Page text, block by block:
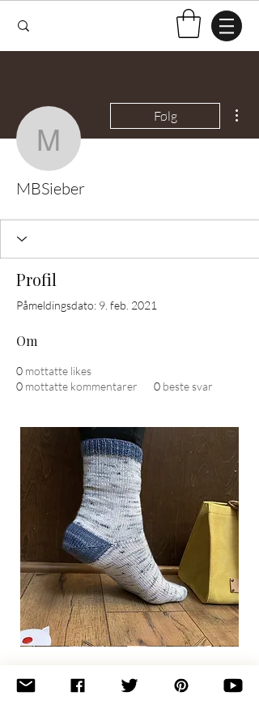
MBSieber
Følg
MBSieber
Profil
Påmeldingsdato: 9. feb. 2021
Om
0 mottatte likes
0 mottatte kommentarer 0 beste svar
Basic
Socks
Join the newsletter